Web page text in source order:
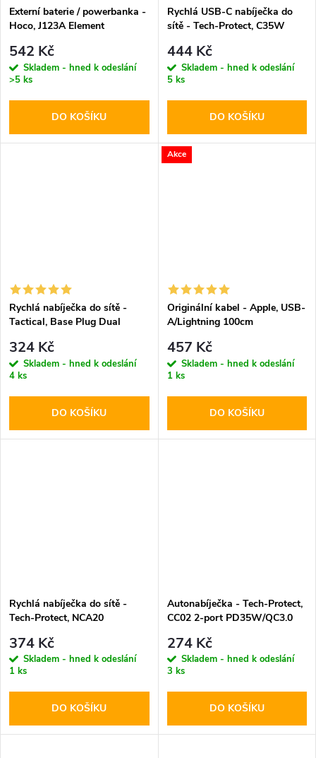
Externí baterie / powerbanka -
Hoco, J123A Element
542 Kč
Skladem - hned k odeslání
>5 ks
DO KOŠÍKU
Rychlá USB-C nabíječka do
sítě - Tech-Protect, C35W
444 Kč
Skladem - hned k odeslání
5 ks
DO KOŠÍKU
Rychlá nabíječka do sítě -
Tactical, Base Plug Dual
324 Kč
Skladem - hned k odeslání
4 ks
DO KOŠÍKU
Akce
Originální kabel - Apple, USB-
A/Lightning 100cm
457 Kč
Skladem - hned k odeslání
1 ks
DO KOŠÍKU
Rychlá nabíječka do sítě -
Tech-Protect, NCA20
kabel
374 Kč
Skladem - hned k odeslání
1 ks
DO KOŠÍKU
Autonabíječka - Tech-Protect,
CC02 2-port PD35W/QC3.0
274 Kč
Skladem - hned k odeslání
3 ks
DO KOŠÍKU